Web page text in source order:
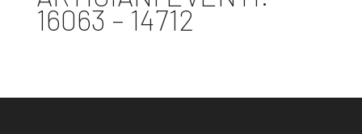
16063 – 14712